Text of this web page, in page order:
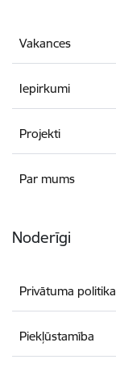
Vakances
Iepirkumi
Projekti
Par mums
Noderīgi
Privātuma politika
Piekļūstamība